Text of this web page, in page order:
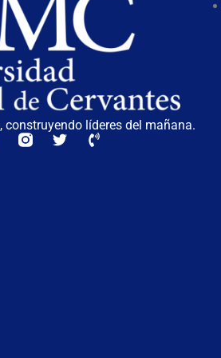
construyendo líderes del mañana.